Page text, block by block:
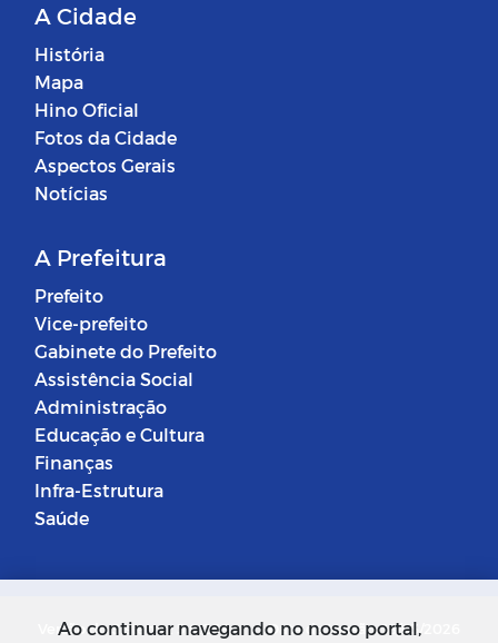
A Cidade
História
Mapa
Hino Oficial
Fotos da Cidade
Aspectos Gerais
Notícias
A Prefeitura
Prefeito
Vice-prefeito
Gabinete do Prefeito
Assistência Social
Administração
Educação e Cultura
Finanças
Infra-Estrutura
Saúde
Versão do Sistema: 5.0.268 Data da Versão: 18/03/2026
Ao continuar navegando no nosso portal,